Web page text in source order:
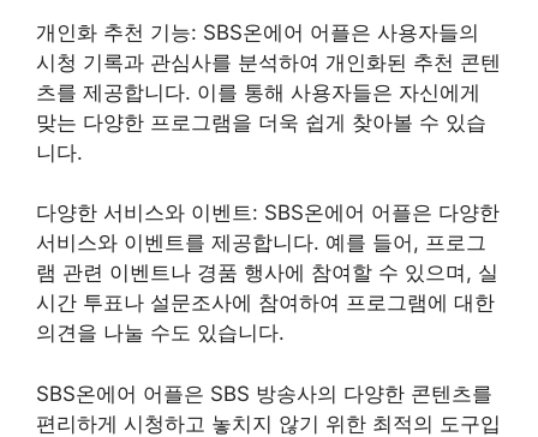
개인화 추천 기능: SBS온에어 어플은 사용자들의
시청 기록과 관심사를 분석하여 개인화된 추천 콘텐
츠를 제공합니다. 이를 통해 사용자들은 자신에게
맞는 다양한 프로그램을 더욱 쉽게 찾아볼 수 있습
니다.
다양한 서비스와 이벤트: SBS온에어 어플은 다양한
서비스와 이벤트를 제공합니다. 예를 들어, 프로그
램 관련 이벤트나 경품 행사에 참여할 수 있으며, 실
시간 투표나 설문조사에 참여하여 프로그램에 대한
의견을 나눌 수도 있습니다.
SBS온에어 어플은 SBS 방송사의 다양한 콘텐츠를
편리하게 시청하고 놓치지 않기 위한 최적의 도구입